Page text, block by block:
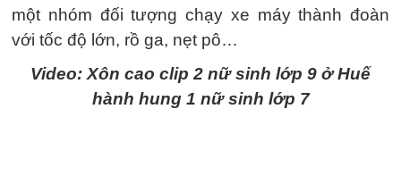
một nhóm đối tượng chạy xe máy thành đoàn
với tốc độ lớn, rồ ga, nẹt pô…
Video: Xôn cao clip 2 nữ sinh lớp 9 ở Huế
hành hung 1 nữ sinh lớp 7